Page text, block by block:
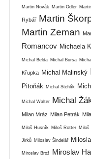
Martin Novák Martin Odler
Rybář Martin
Martin Zeman
Romancov Michaela
Michal Belda Michal Bursa
Křupka Michal Malinský
Pitoňák
Michal Stehlík
Michal Walter Michal
Milan Mráz Milan Petrák
Miloš Husník Miloš Rotter Miloš
Jirků Miloslav Šindelář
Miroslav Brož Miroslav